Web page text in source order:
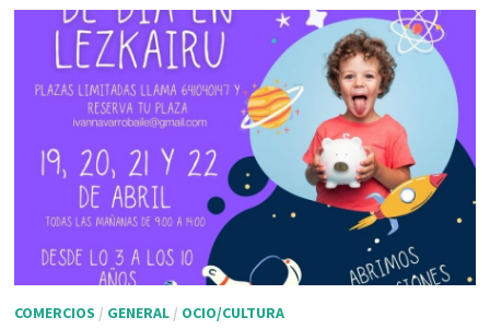
COMERCIOS / GENERAL/ OCIO/CULTURA